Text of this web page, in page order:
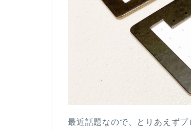
最近話題なので、とりあえずプ